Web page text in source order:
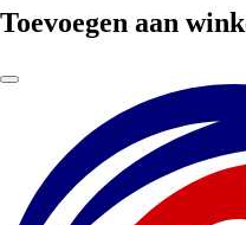
Toevoegen aan